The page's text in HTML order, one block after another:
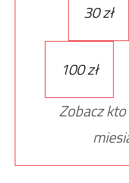
30 zł
100 zł
Zobacz